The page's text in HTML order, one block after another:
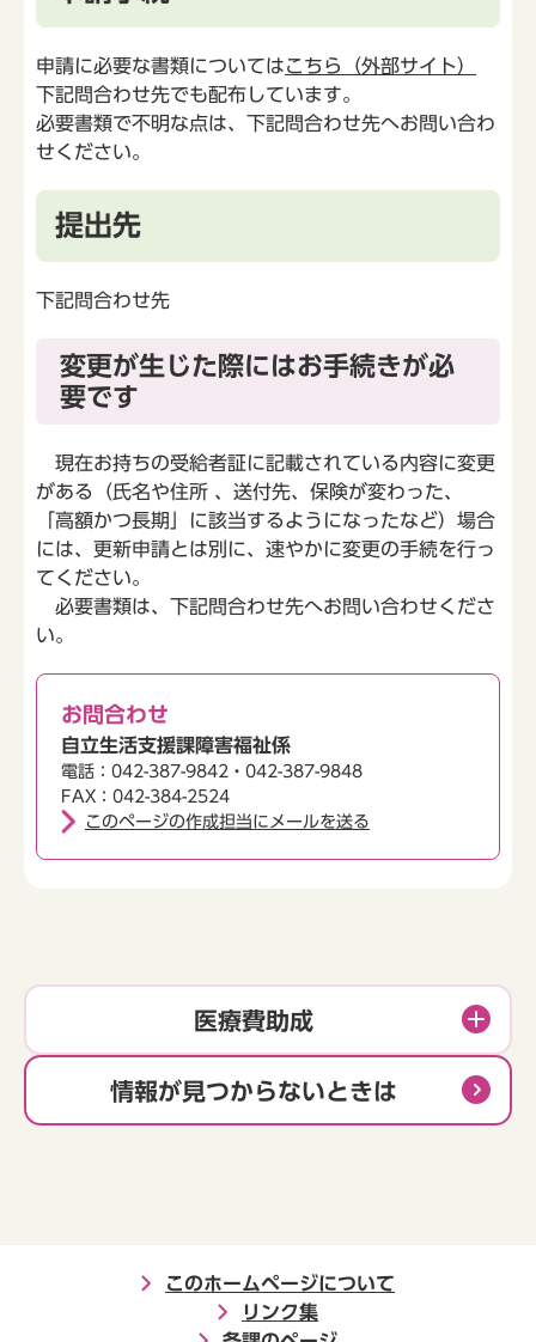
申請に必要な書類についてはこちら（外部サイト）
下記問合わせ先でも配布しています。
必要書類で不明な点は、下記問合わせ先へお問い合わ
せください。
提出先
下記問合わせ先
変更が生じた際にはお手続きが必
要です
現在お持ちの受給者証に記載されている内容に変更
がある（氏名や住所 、送付先、保険が変わった、
「高額かつ長期」に該当するようになったなど）場合
には、更新申請とは別に、速やかに変更の手続を行っ
てください。
必要書類は、下記問合わせ先へお問い合わせくださ
い。
お問合わせ
自立生活支援課障害福祉係
電話：042-387-9842・042-387-9848
FAX：042-384-2524
このページの作成担当にメールを送る
医療費助成
情報が見つからないときは
このホームページについて
リンク集